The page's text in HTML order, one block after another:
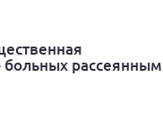
больных рассеянным